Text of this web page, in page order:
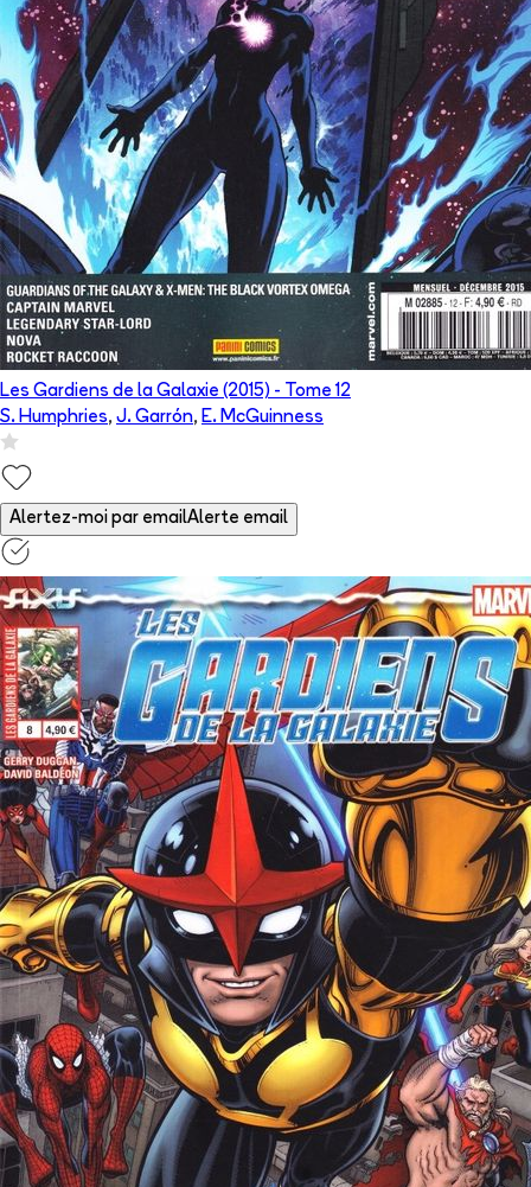
Les Gardiens de la Galaxie (2015) - Tome 12
S. Humphries, J. Garrón, E. McGuinness
Alertez-moi par emailAlerte email